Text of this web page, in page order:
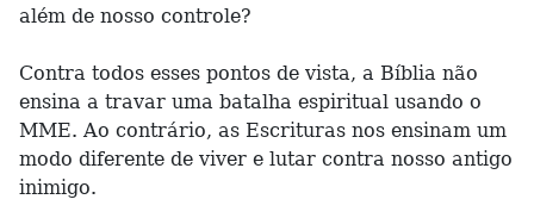
além de nosso controle?
Contra todos esses pontos de vista, a Bíblia não
ensina a travar uma batalha espiritual usando o
MME. Ao contrário, as Escrituras nos ensinam um
modo diferente de viver e lutar contra nosso antigo
inimigo.